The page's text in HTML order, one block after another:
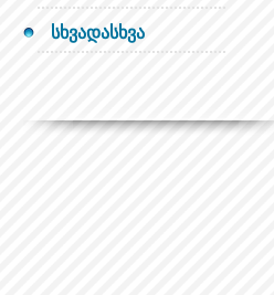
სხვადასხვა